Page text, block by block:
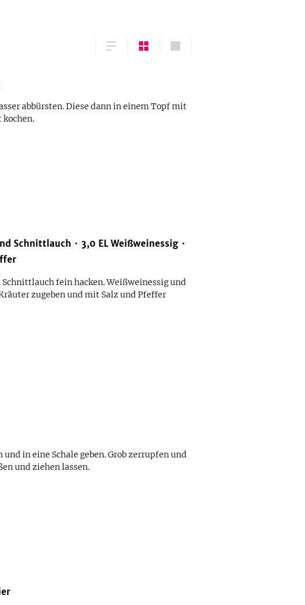
abbürsten. Diese dann in einem Topf mit
kochen.
Schnittlauch 3,0 EL Weißweinessig
fein hacken. Weißweinessig und
zugeben und mit Salz und Pfeffer
in eine Schale geben. Grob zerrupfen und
und ziehen lassen.